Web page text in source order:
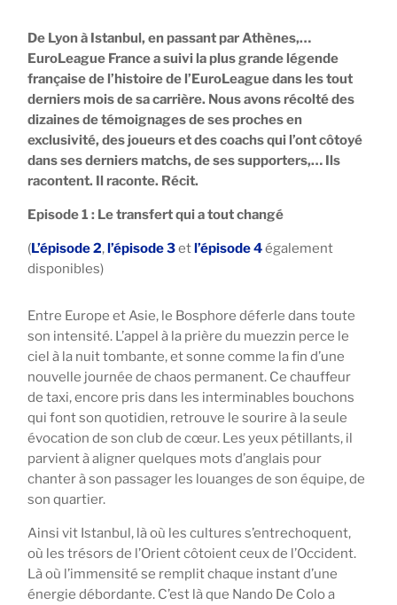
De Lyon à Istanbul, en passant par Athènes,…
EuroLeague France a suivi la plus grande légende
française de l’histoire de l’EuroLeague dans les tout
derniers mois de sa carrière. Nous avons récolté des
dizaines de témoignages de ses proches en
exclusivité, des joueurs et des coachs qui l’ont côtoyé
dans ses derniers matchs, de ses supporters,… Ils
racontent. Il raconte. Récit.
Episode 1 : Le transfert qui a tout changé
(L’épisode 2,l’épisode 3etl’épisode 4également
disponibles)
Entre Europe et Asie, le Bosphore déferle dans toute
son intensité. L’appel à la prière du muezzin perce le
ciel à la nuit tombante, et sonne comme la fin d’une
nouvelle journée de chaos permanent. Ce chauffeur
de taxi, encore pris dans les interminables bouchons
qui font son quotidien, retrouve le sourire à la seule
évocation de son club de cœur. Les yeux pétillants, il
parvient à aligner quelques mots d’anglais pour
chanter à son passager les louanges de son équipe, de
son quartier.
Ainsi vit Istanbul, là où les cultures s’entrechoquent,
où les trésors de l’Orient côtoient ceux de l’Occident.
Là où l’immensité se remplit chaque instant d’une
énergie débordante. C’est là que Nando De Colo a